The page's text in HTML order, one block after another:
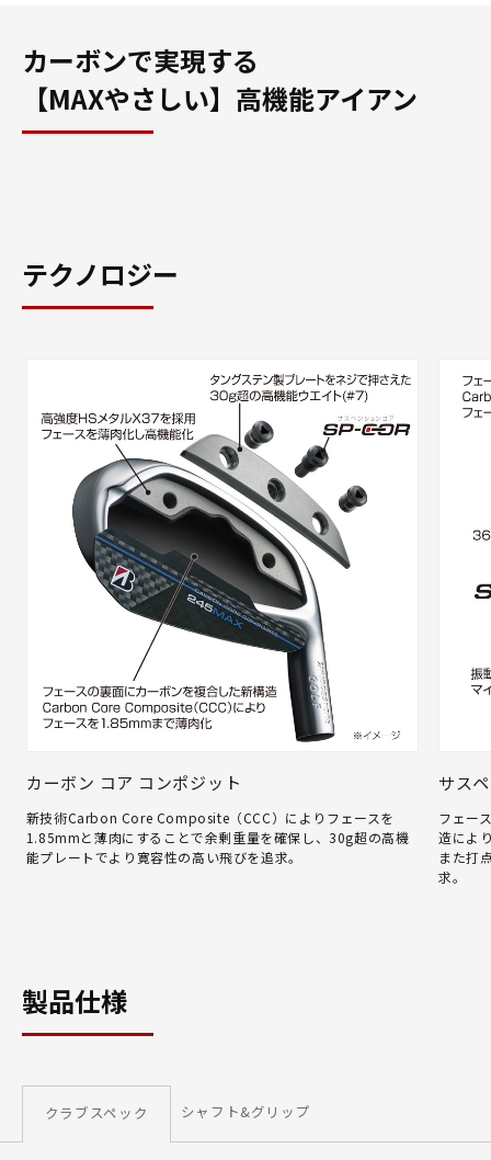
カーボンで実現する
【MAXやさしい】高機能アイアン
テクノロジー
カーボン コア コンポジット
新技術Carbon Core Composite（CCC）によりフェースを
1.85mmと薄肉にすることで余剰重量を確保し、30g超の高機
能プレートでより寛容性の高い飛びを追求。
サス
フェー
造によ
また打
求。
製品仕様
クラブスペック シャフト&グリップ